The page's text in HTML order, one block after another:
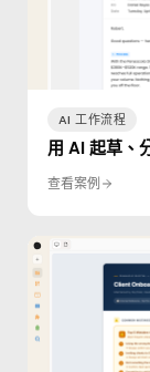
AI 工作流程
用 AI 起草、
查看案例